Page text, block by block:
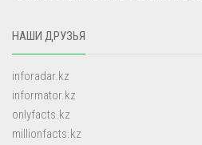
НАШИ ДРУЗЬЯ
inforadar.kz
informator.kz
onlyfacts.kz
millionfacts.kz